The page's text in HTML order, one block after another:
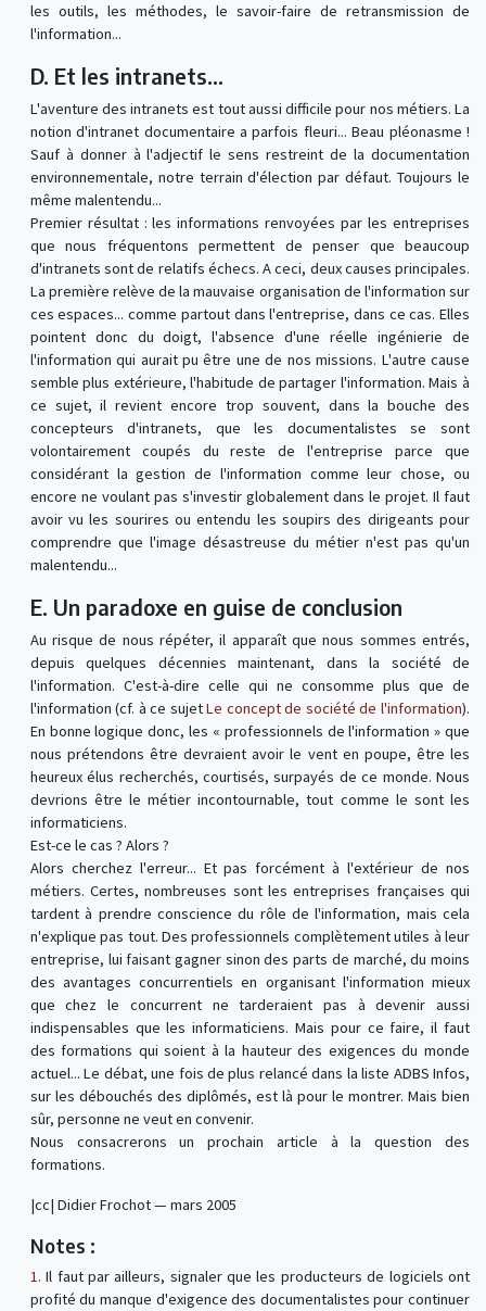
les outils, les méthodes, le savoir-faire de retransmission de
l'information...
D. Et les intranets...
L'aventure des intranets est tout aussi difficile pour nos métiers. La
notion d'intranet documentaire a parfois fleuri... Beau pléonasme !
Sauf à donner à l'adjectif le sens restreint de la documentation
environnementale, notre terrain d'élection par défaut. Toujours le
même malentendu...
Premier résultat : les informations renvoyées par les entreprises
que nous fréquentons permettent de penser que beaucoup
d'intranets sont de relatifs échecs. A ceci, deux causes principales.
La première relève de la mauvaise organisation de l'information sur
ces espaces... comme partout dans l'entreprise, dans ce cas. Elles
pointent donc du doigt, l'absence d'une réelle ingénierie de
l'information qui aurait pu être une de nos missions. L'autre cause
semble plus extérieure, l'habitude de partager l'information. Mais à
ce sujet, il revient encore trop souvent, dans la bouche des
concepteurs d'intranets, que les documentalistes se sont
volontairement coupés du reste de l'entreprise parce que
considérant la gestion de l'information comme leur chose, ou
encore ne voulant pas s'investir globalement dans le projet. Il faut
avoir vu les sourires ou entendu les soupirs des dirigeants pour
comprendre que l'image désastreuse du métier n'est pas qu'un
malentendu...
E. Un paradoxe en guise de conclusion
Au risque de nous répéter, il apparaît que nous sommes entrés,
depuis quelques décennies maintenant, dans la société de
l'information. C'est-à-dire celle qui ne consomme plus que de
l'information (cf. à ce sujetLe concept de société de l'information).
En bonne logique donc, les « professionnels de l'information » que
nous prétendons être devraient avoir le vent en poupe, être les
heureux élus recherchés, courtisés, surpayés de ce monde. Nous
devrions être le métier incontournable, tout comme le sont les
informaticiens.
Est-ce le cas ? Alors ?
Alors cherchez l'erreur... Et pas forcément à l'extérieur de nos
métiers. Certes, nombreuses sont les entreprises françaises qui
tardent à prendre conscience du rôle de l'information, mais cela
n'explique pas tout. Des professionnels complètement utiles à leur
entreprise, lui faisant gagner sinon des parts de marché, du moins
des avantages concurrentiels en organisant l'information mieux
que chez le concurrent ne tarderaient pas à devenir aussi
indispensables que les informaticiens. Mais pour ce faire, il faut
des formations qui soient à la hauteur des exigences du monde
actuel... Le débat, une fois de plus relancé dans la liste ADBS Infos,
sur les débouchés des diplômés, est là pour le montrer. Mais bien
sûr, personne ne veut en convenir.
Nous consacrerons un prochain article à la question des
formations.
|cc| Didier Frochot — mars 2005
Notes :
1. Il faut par ailleurs, signaler que les producteurs de logiciels ont
profité du manque d'exigence des documentalistes pour continuer